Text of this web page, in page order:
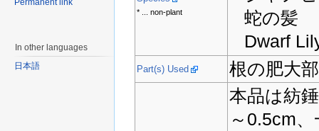
* ... non-plant
蛇の髪
Dwarf
Part(s) Used 根の肥大部
本品は紡
～0.5cm
Permanent link
In other languages
日本語